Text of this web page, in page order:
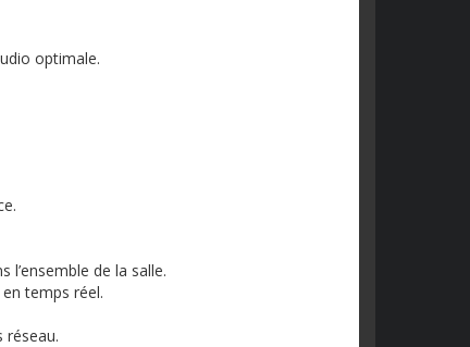
optimale.
l’ensemble de la salle.
temps réel.
réseau.